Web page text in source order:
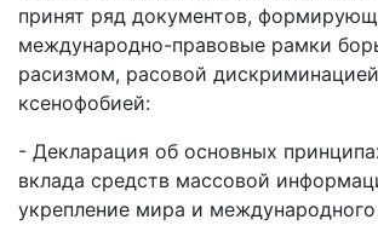
принят ряд документов,
международно-правовые рамки
расизмом, расовой
ксенофобией:
- Декларация об основных
вклада средств массовой
укрепление мира и международного